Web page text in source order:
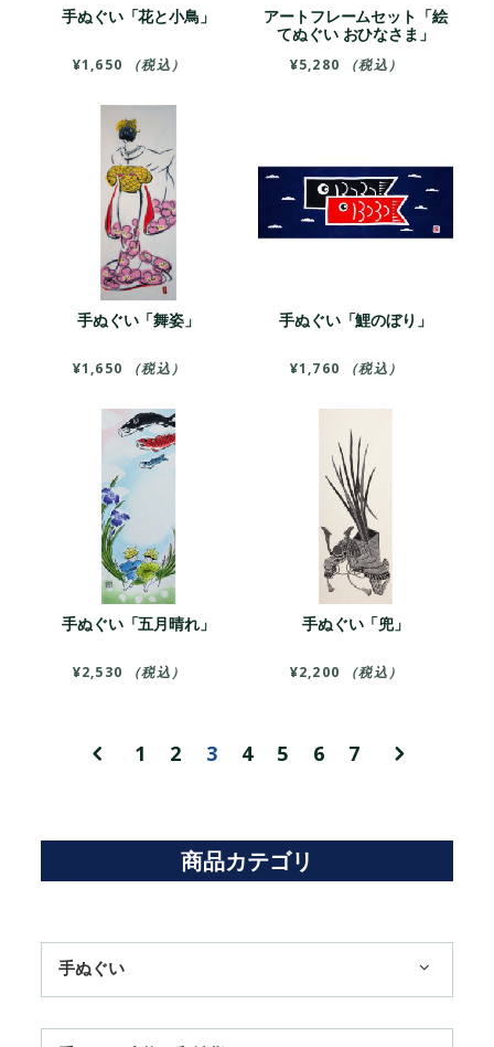
手ぬぐい「花と小鳥」
¥1,650 （税込）
アートフレームセット「絵
てぬぐい おひなさま」
¥5,280 （税込）
手ぬぐい「舞姿」
¥1,650 （税込）
手ぬぐい「鯉のぼり」
¥1,760 （税込）
手ぬぐい「五月晴れ」
¥2,530 （税込）
手ぬぐい「兜」
¥2,200 （税込）
1 2 3 4 5 6 7
商品カテゴリ
手ぬぐい